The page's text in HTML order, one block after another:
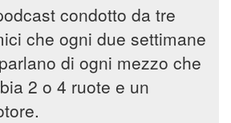
condotto da tre
che ogni due settimane
di ogni mezzo che
2 o 4 ruote e un